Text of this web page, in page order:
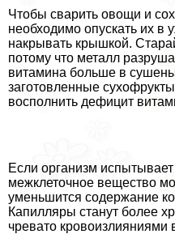
Чтобы сварить овощи и
необходимо опускать их в
накрывать крышкой.
потому что металл
витамина больше в
заготовленные
восполнить дефицит
Если организм
межклеточное вещество
уменьшится содержание
Капилляры станут более
чревато кровоизлияниями